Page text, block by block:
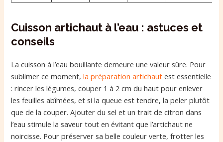
Cuisson artichaut à l’eau : astuces et
conseils
La cuisson à l’eau bouillante demeure une valeur sûre. Pour
sublimer ce moment,la préparation artichaut est essentielle
: rincer les légumes, couper 1 à 2 cm du haut pour enlever
les feuilles abîmées, et si la queue est tendre, la peler plutôt
que de la couper. Ajouter du sel et un trait de citron dans
l’eau stimule la saveur tout en évitant que l’artichaut ne
noircisse. Pour préserver sa belle couleur verte, frotter les